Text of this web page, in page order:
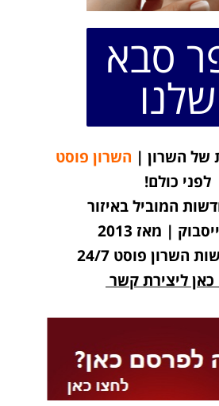
סבא
שלנו
של השרון | השרון פוסט
לפני כולם!
המוביל באיזור
| מאז 2013
השרון פוסט 24/7
כאן ליצירת קשר